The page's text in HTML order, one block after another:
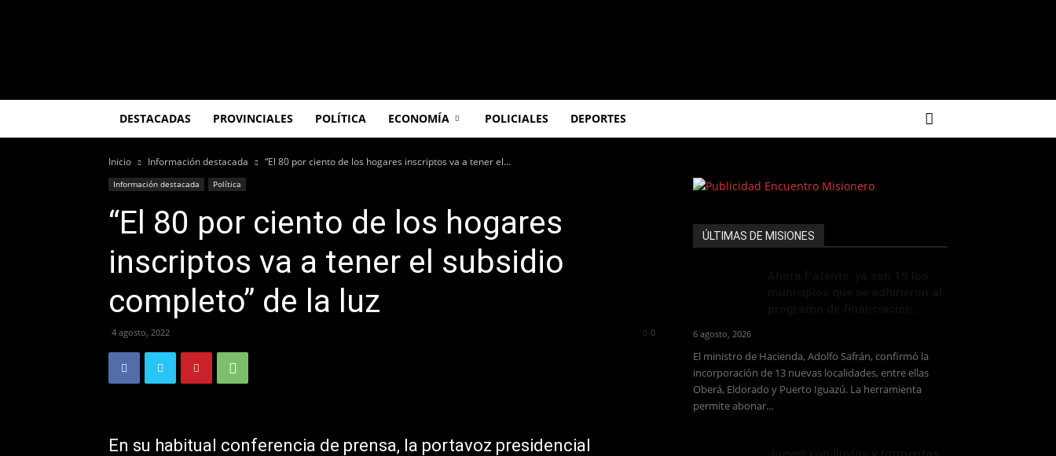
DESTACADAS PROVINCIALES POLÍTICA ECONOMÍA POLICIALES DEPORTES
Inicio Información destacada “El 80 por ciento de los hogares inscriptos va a tener el...
Información destacada Política
“El 80 por ciento de los hogares
inscriptos va a tener el subsidio
completo” de la luz
4 agosto, 2022 0
En su habitual conferencia de prensa, la portavoz presidencial
ÚLTIMAS DE MISIONES
6 agosto, 2026
El ministro de Hacienda, Adolfo Safrán, confirmó la
incorporación de 13 nuevas localidades, entre ellas
Oberá, Eldorado y Puerto Iguazú. La herramienta
permite abonar...